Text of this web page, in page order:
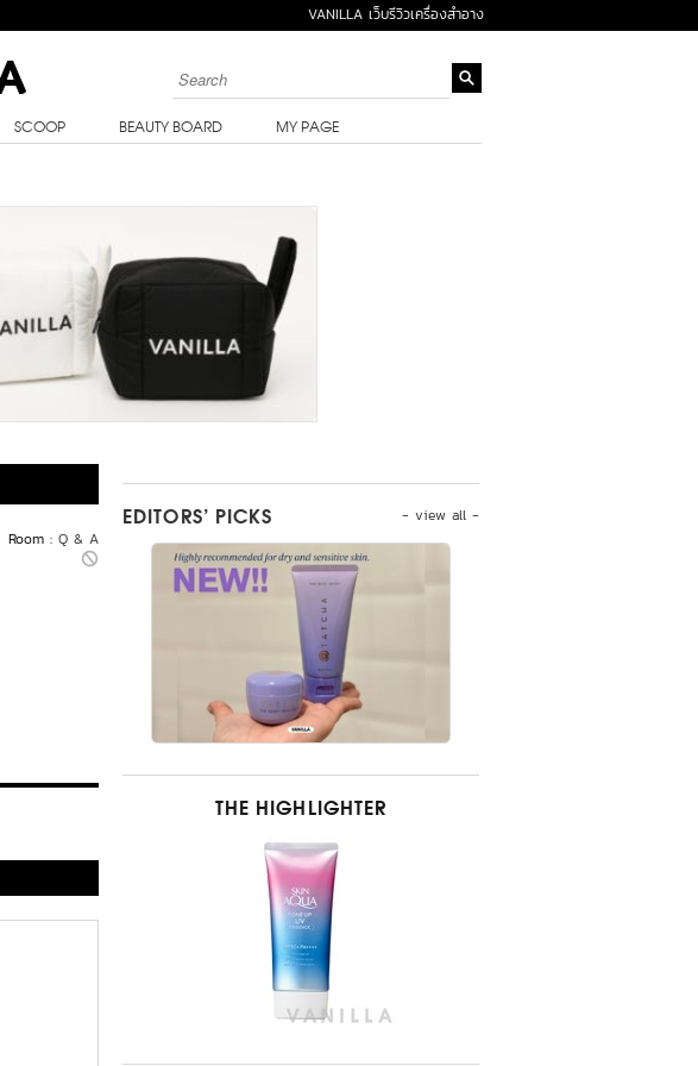
VANILLA เว็บรีวิวเครื่องสำอาง
SCOOP BEAUTY BOARD MY PAGE
Room : Q & A
- view all -
EDITORS’ PICKS
THE HIGHLIGHTER